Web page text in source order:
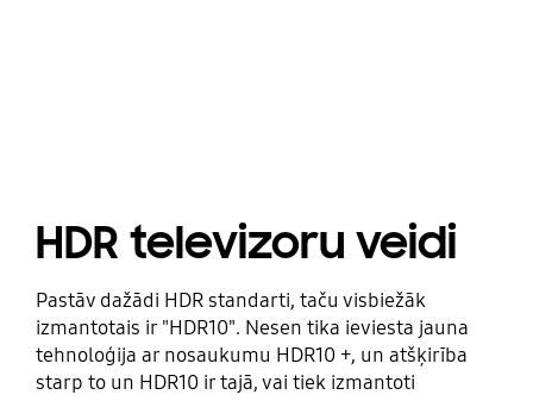
HDR televizoru veidi
Pastāv dažādi HDR standarti, taču visbiežāk
izmantotais ir "HDR10". Nesen tika ieviesta jauna
tehnoloģija ar nosaukumu HDR10 +, un atšķirība
starp to un HDR10 ir tajā, vai tiek izmantoti